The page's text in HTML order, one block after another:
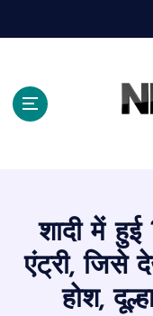
शादी में हुई
एंट्री, जिसे
होश,